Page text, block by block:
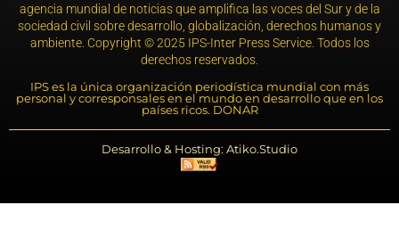
agencia mundial de noticias que amplifica las voces del Sur y de la
sociedad civil sobre desarrollo, globalización, derechos humanos y
ambiente. Copyright © 2025 IPS-Inter Press Service. Todos los
derechos reservados.
IPS es la única organización periodística mundial con más
personal y corresponsales en el mundo en desarrollo que en los
países ricos. DONAR
Desarrollo & Hosting: Atiko.Studio